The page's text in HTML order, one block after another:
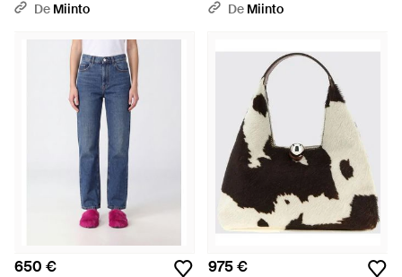
De Miinto
De Miinto
650 € 975 €